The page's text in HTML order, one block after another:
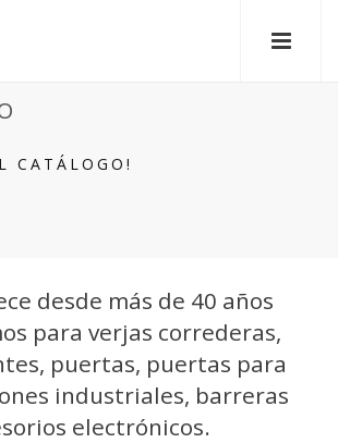
CATÁLOGO!
desde más de 40 años
para verjas correderas,
puertas, puertas para
industriales, barreras
electrónicos.